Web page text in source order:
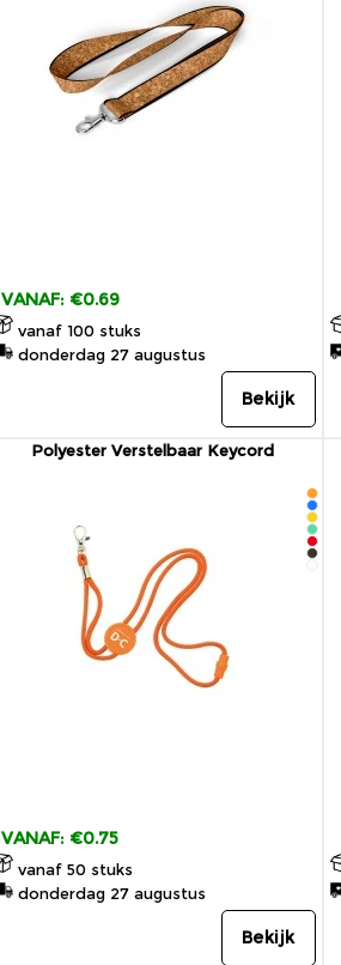
VANAF: €0.69
vanaf 100 stuks
donderdag 27 augustus
Bekijk
Polyester Verstelbaar Keycord
VANAF: €0.75
vanaf 50 stuks
donderdag 27 augustus
Bekijk